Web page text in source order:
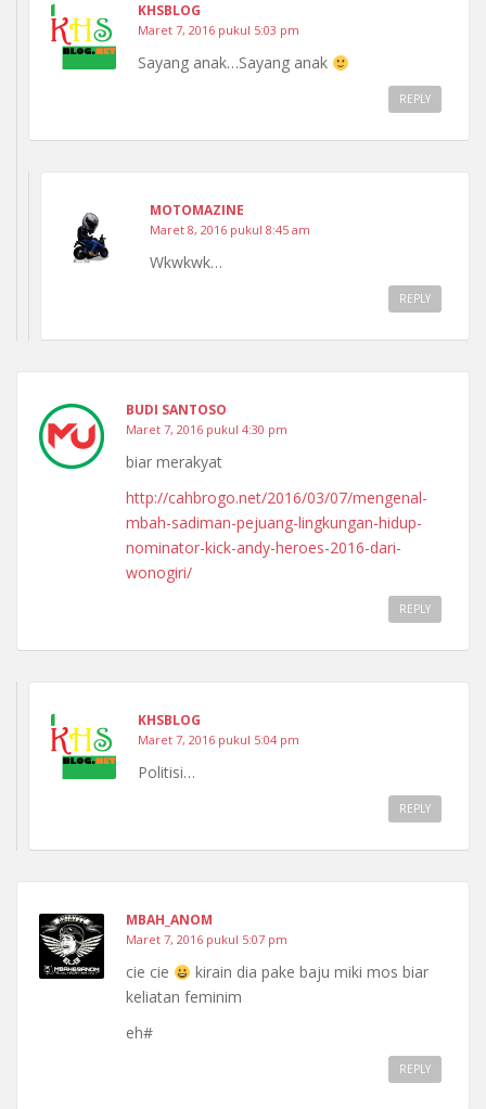
KHSBLOG
Maret 7, 2016 pukul 5:03 pm
Sayang anak…Sayang anak
REPLY
MOTOMAZINE
Maret 8, 2016 pukul 8:45 am
Wkwkwk…
REPLY
BUDI SANTOSO
Maret 7, 2016 pukul 4:30 pm
biar merakyat
http://cahbrogo.net/2016/03/07/mengenal-
mbah-sadiman-pejuang-lingkungan-hidup-
nominator-kick-andy-heroes-2016-dari-
wonogiri/
REPLY
KHSBLOG
Maret 7, 2016 pukul 5:04 pm
Politisi…
REPLY
MBAH_ANOM
Maret 7, 2016 pukul 5:07 pm
cie cie
kirain dia pake baju miki mos biar
keliatan feminim
eh#
REPLY